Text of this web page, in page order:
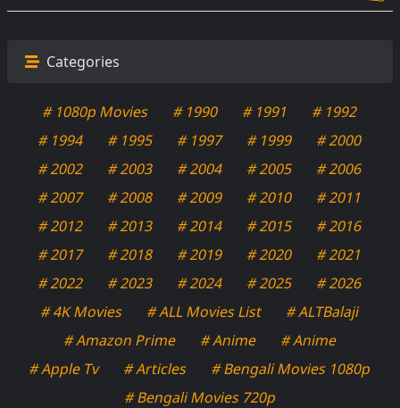
Categories
# 1080p Movies # 1990 # 1991
# 1992
# 1994
# 1995 # 1997 # 1999
# 2000
# 2002
# 2003 # 2004 # 2005
# 2006
# 2007
# 2008 # 2009 # 2010
# 2011
# 2012
# 2013 # 2014 # 2015
# 2016
# 2017
# 2018 # 2019 # 2020
# 2021
# 2022
# 2023 # 2024 # 2025
# 2026
# 4K Movies
# ALL Movies List
# ALTBalaji
# Amazon Prime
# Anime
# Anime
# Apple Tv
# Articles
# Bengali Movies 1080p
# Bengali Movies 720p